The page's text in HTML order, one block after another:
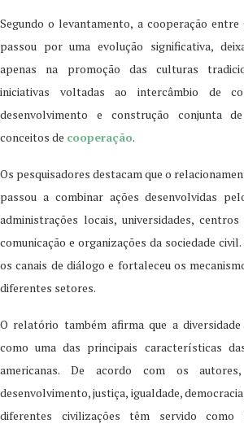
Segundo o levantamento, a cooperação entre
passou por uma evolução significativa,
apenas na promoção das culturas
iniciativas voltadas ao intercâmbio de
desenvolvimento e construção conjunta
conceitos de cooperação.
Os pesquisadores destacam que o
passou a combinar ações desenvolvidas
administrações locais, universidades,
comunicação e organizações da sociedade
os canais de diálogo e fortaleceu os
diferentes setores.
O relatório também afirma que a
como uma das principais características
americanas. De acordo com os
desenvolvimento, justiça, igualdade,
diferentes civilizações têm servido